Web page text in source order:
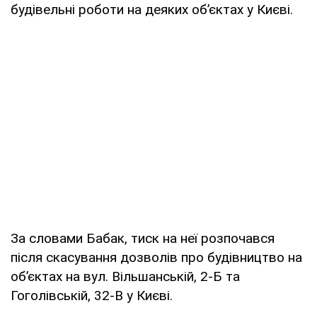
будівельні роботи на деяких об’єктах у Києві.
За словами Бабак, тиск на неї розпочався
після скасування дозволів про будівництво на
об’єктах на вул. Вільшанській, 2-Б та
Гоголівській, 32-В у Києві.